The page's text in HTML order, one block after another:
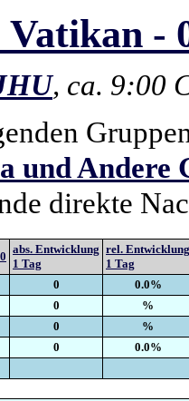
-
, ca. 9:00
und Andere
direkte
abs. Entwicklung
1 Tag
rel. Entwicklung
1 Tag
0
0.0%
0
%
0
%
0
0.0%